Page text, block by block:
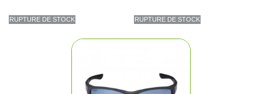
RUPTURE DE STOCK RUPTURE DE STOCK